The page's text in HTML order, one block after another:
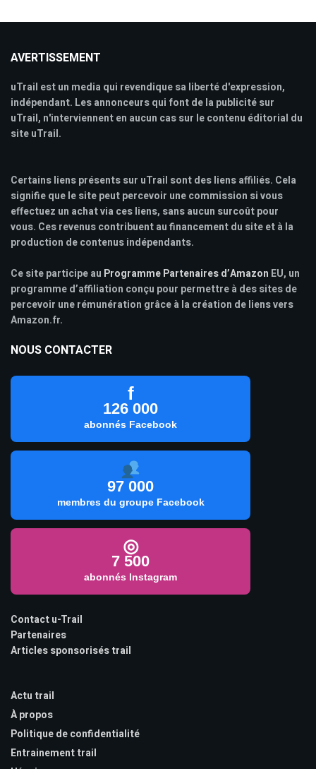
AVERTISSEMENT
uTrail est un media qui revendique sa liberté d'expression,
indépendant. Les annonceurs qui font de la publicité sur
uTrail, n'interviennent en aucun cas sur le contenu éditorial du
site uTrail.
Certains liens présents sur uTrail sont des liens affiliés. Cela
signifie que le site peut percevoir une commission si vous
effectuez un achat via ces liens, sans aucun surcoût pour
vous. Ces revenus contribuent au financement du site et à la
production de contenus indépendants.
Ce site participe au Programme Partenaires d’Amazon EU, un
programme d’affiliation conçu pour permettre à des sites de
percevoir une rémunération grâce à la création de liens vers
Amazon.fr.
NOUS CONTACTER
f
126 000
abonnés Facebook
97 000
membres du groupe Facebook
◎
7 500
abonnés Instagram
Contact u-Trail
Partenaires
Articles sponsorisés trail
Actu trail
À propos
Politique de confidentialité
Entrainement trail